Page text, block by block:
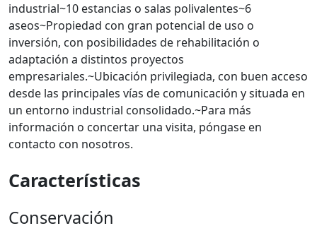
industrial~10 estancias o salas polivalentes~6
aseos~Propiedad con gran potencial de uso o
inversión, con posibilidades de rehabilitación o
adaptación a distintos proyectos
empresariales.~Ubicación privilegiada, con buen acceso
desde las principales vías de comunicación y situada en
un entorno industrial consolidado.~Para más
información o concertar una visita, póngase en
contacto con nosotros.
Características
Conservación